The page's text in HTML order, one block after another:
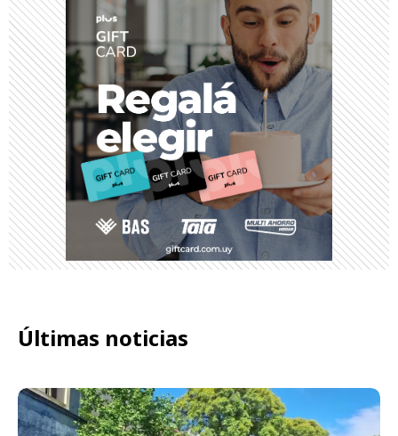
Últimas noticias